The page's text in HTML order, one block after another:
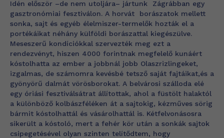
Idén először –de nem utoljára– jártunk Zágrábban egy
gasztronómiai fesztiválon. A horvát borászatok mellett
sonka, sajt és egyéb élelmiszer-termelők hozták el a
portékáikat néhány külföldi borászattal kiegészülve.
Meseszerű kondíciókkal szervezték meg ezt a
rendezvényt, hiszen 4000 forintnak megfelelő kunáért
kóstolhatta az ember a jobbnál jobb Olaszrizlingeket,
izgalmas, de számomra kevésbé tetsző saját fajtáikat,és a
gyönyörű dalmát vörösborokat. A belvárosi szálloda elé
egy óriási fesztiválsátrat állítottak, ahol a füstölt halaktól
a különböző kolbászféléken át a sajtokig, kézműves sörig
bármit kóstolhattál és vásárolhattál is. Kétfelvonásosra
sikerült a kóstoló, mert a fehér kör után a sonkák sajtok
csipegetésével olyan szinten telítődtem, hogy